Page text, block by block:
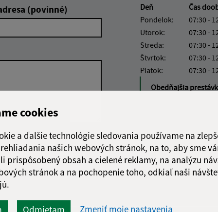
cookies
a ďalšie technológie sledovania používame na
našich webových stránok, na to, aby sme
prispôsobený obsah a cielené reklamy, na analýzu
stránok a na pochopenie toho, odkiaľ naši
Odmietam Zmeniť moje nastavenia
(povinné)
Google reCaptcha Response
Odoslať
správu
Deň Čas
Pondelok:
07:30 -
Utorok:
07:30 -
Streda:
07:30 -
Štvrtok:
07:30 -
Piatok:
07:30 -
Obedňajšia